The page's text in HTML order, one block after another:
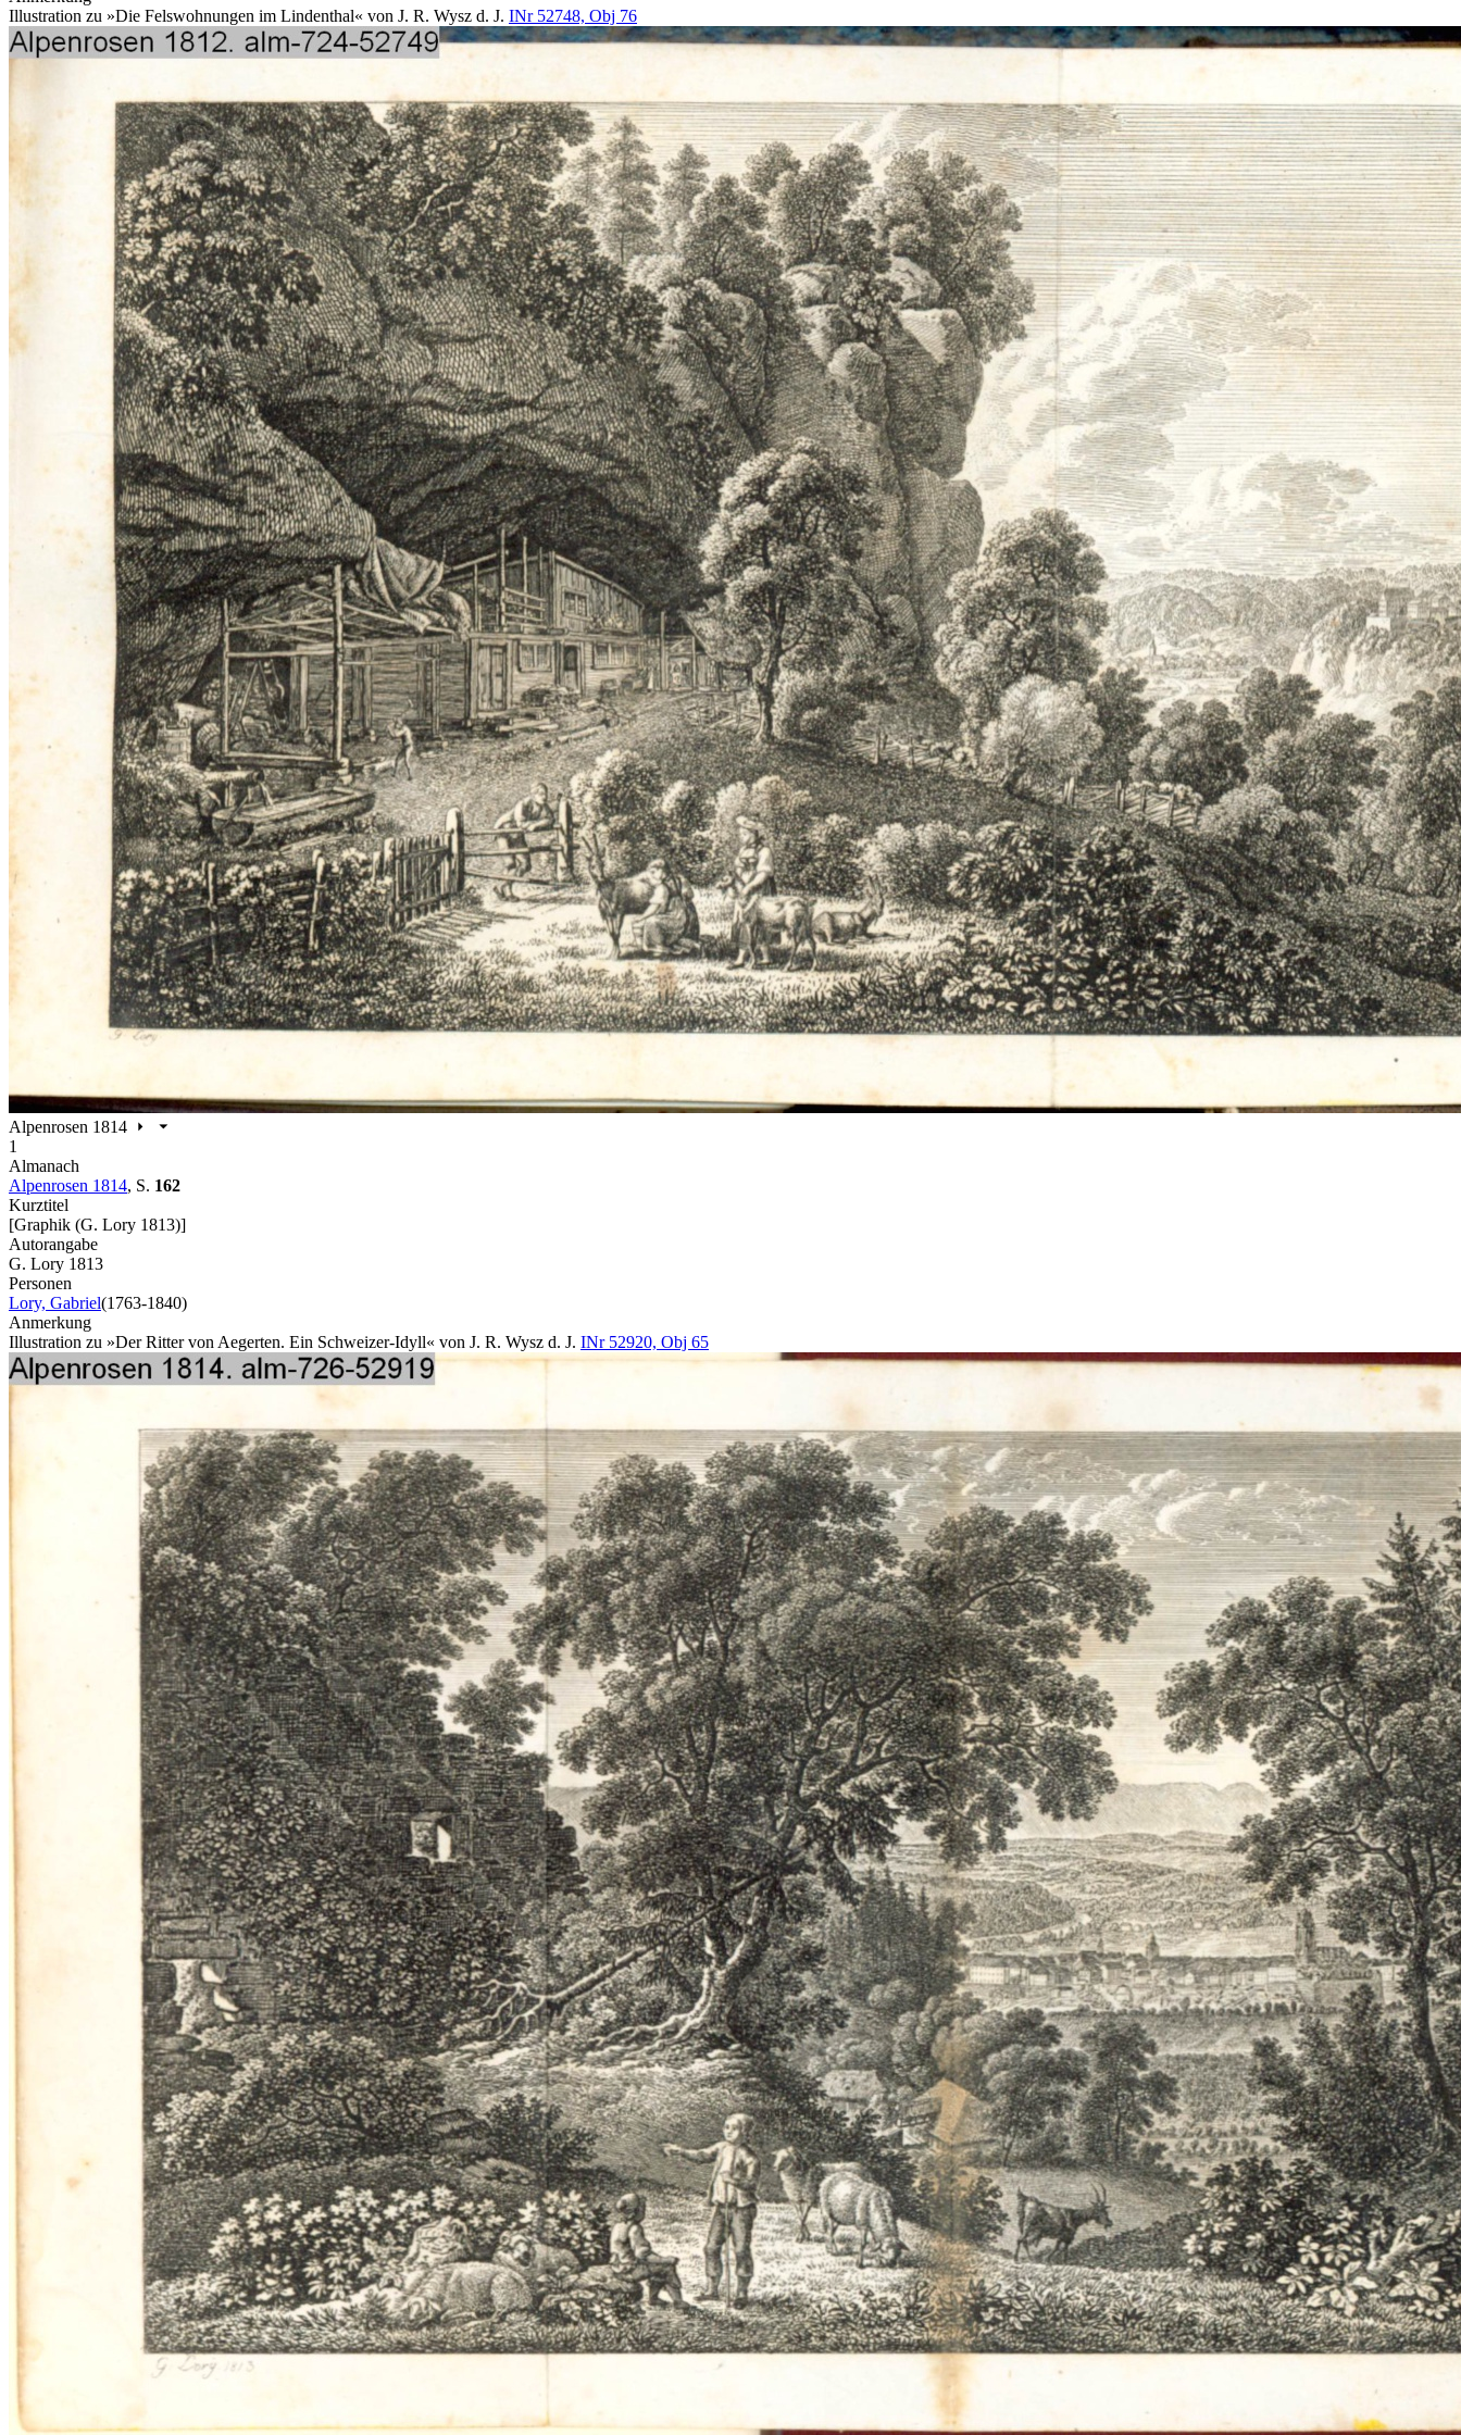
Illustration zu »Die Felswohnungen im Lindenthal« von J. R. Wysz d. J. INr 52748, Obj 76
Alpenrosen 1814
1
Almanach
Alpenrosen 1814, S. 162
Kurztitel
[Graphik (G. Lory 1813)]
Autorangabe
G. Lory 1813
Personen
Lory, Gabriel(1763-1840)
Anmerkung
Illustration zu »Der Ritter von Aegerten. Ein Schweizer-Idyll« von J. R. Wysz d. J. INr 52920, Obj 65